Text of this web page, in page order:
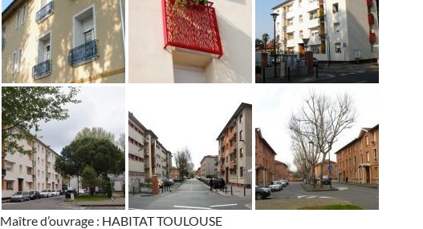
Maître d’ouvrage : HABITAT TOULOUSE